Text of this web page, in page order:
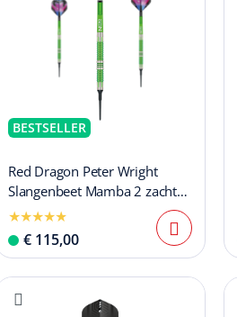
BESTSELLER
Red Dragon Peter Wright
Slangenbeet Mamba 2 zachte
pijltjes
€ 115,00